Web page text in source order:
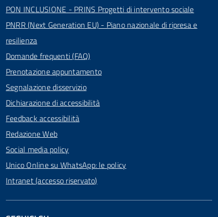
PON INCLUSIONE - PRINS Progetti di intervento sociale
PNRR (Next Generation EU) - Piano nazionale di ripresa e
resilienza
Domande frequenti (FAQ)
Prenotazione appuntamento
Segnalazione disservizio
Dichiarazione di accessibilità
Feedback accessibilità
Redazione Web
Social media policy
Unico Online su WhatsApp: le policy
Intranet (accesso riservato)